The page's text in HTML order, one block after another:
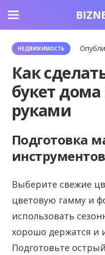
НЕДВИЖИМОСТЬ
Как
букет
руками
Подготовка
инструментов
Выберите свежие
цветовую гамму и
использовать
хорошо держатся и
Подготовьте